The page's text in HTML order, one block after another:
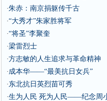
·朱赤：南京捐躯传千古
·“大秀才”朱家胜将军
·“将圣”李聚奎
·梁雷烈士
·方志敏的人生追求与革命精神
·成本华——“最美抗日女兵”
·东北抗日英烈苗可秀
·生为人民 死为人民——纪念周